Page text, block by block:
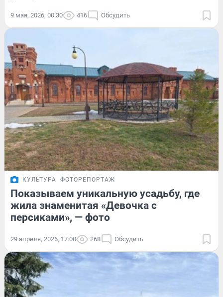
9 мая, 2026, 00:30 416 Обсудить
КУЛЬТУРА ФОТОРЕПОРТАЖ
Показываем уникальную усадьбу, где
жила знаменитая «Девочка с
персиками», — фото
29 апреля, 2026, 17:00 268 Обсудить